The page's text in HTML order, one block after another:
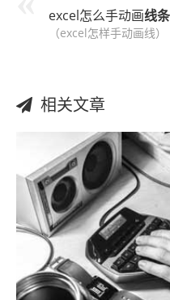
excel怎么手动画线条
（excel怎样手动画线）
相关文章